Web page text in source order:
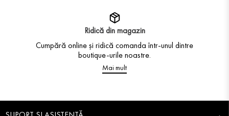
Ridică din magazin
Cumpără online și ridică comanda într-unul dintre
boutique-urile noastre.
Mai mult